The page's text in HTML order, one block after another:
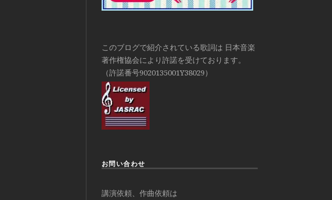
このブログで紹介されている歌詞は 日本音楽
著作権協会により許諾を受けております。
（許諾番号9020135001Y38029）
お問い合わせ
講演依頼、作曲依頼は